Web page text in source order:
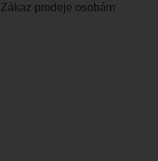
prodeje osobám